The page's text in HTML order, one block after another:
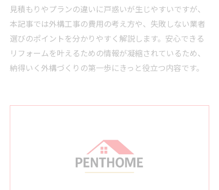
見積もりやプランの違いに戸惑いが生じやすいですが、
本記事では外構工事の費用の考え方や、失敗しない業者
選びのポイントを分かりやすく解説します。安心できる
リフォームを叶えるための情報が凝縮されているため、
納得いく外構づくりの第一歩にきっと役立つ内容です。